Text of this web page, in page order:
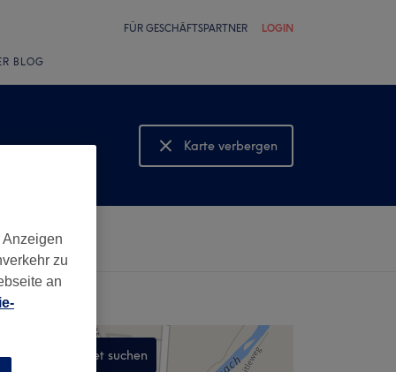
FÜR GESCHÄFTSPARTNER LOGIN
BLOG
Karte verbergen
Karte anzeigen
In diesem Gebiet suchen
zu
an